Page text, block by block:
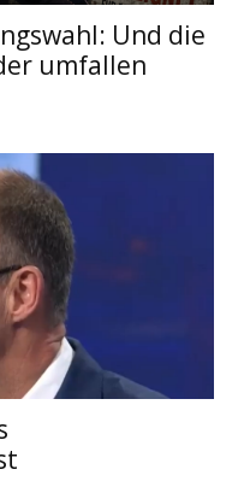
Und die
umfallen